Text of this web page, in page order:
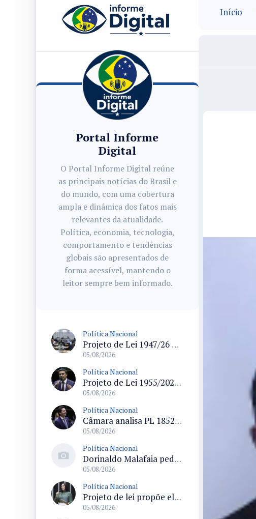
Portal Informe
Digital
O Portal Informe Digital reúne
as principais notícias do Brasil e
do mundo, com uma cobertura
ampla e dinâmica dos fatos mais
relevantes da atualidade.
Política, economia, tecnologia,
comportamento e tendências
globais são apresentados de
forma acessível, mantendo o
leitor sempre bem informado.
Política Nacional
Projeto de Lei 1947/26 propõe fim de margens para cartão de crédito e consignado do INSS
05/08/2026
Política Nacional
Projeto de Lei 1955/2026 propõe criação de geração livre de fumo ao restringir venda de vapes a nascidos desde 1º de janeiro de 2009
05/08/2026
Política Nacional
Câmara analisa PL 1852/26 que institui Política Nacional de Gestão de Desempenho e Eficiência para servidores públicos
05/08/2026
Política Nacional
Dorinaldo Malafaia pede vacinação ativa ao Ministério da Saúde para reverter queda na cobertura vacinal no Brasil
05/08/2026
Política Nacional
Projeto de lei propõe elevar para R$ 250 mil limite de isenção do IPI para pessoas com deficiência e autismo
05/08/2026
Início